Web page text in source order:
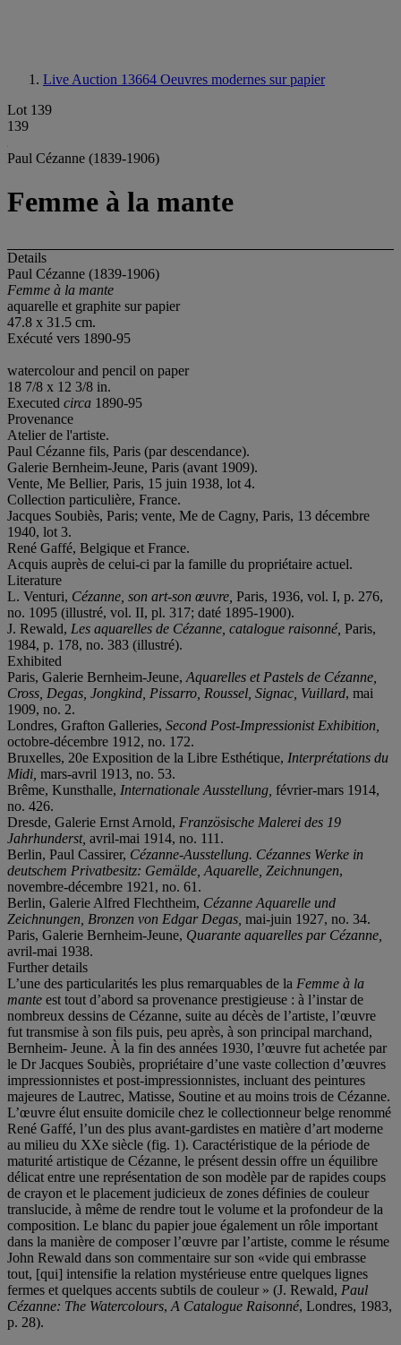
Live Auction 13664 Oeuvres modernes sur papier
Lot 139
139
Paul Cézanne (1839-1906)
Femme à la mante
Details
Paul Cézanne (1839-1906)
Femme à la mante
aquarelle et graphite sur papier
47.8 x 31.5 cm.
Exécuté vers 1890-95
watercolour and pencil on paper
18 7/8 x 12 3/8 in.
Executed circa 1890-95
Provenance
Atelier de l'artiste.
Paul Cézanne fils, Paris (par descendance).
Galerie Bernheim-Jeune, Paris (avant 1909).
Vente, Me Bellier, Paris, 15 juin 1938, lot 4.
Collection particulière, France.
Jacques Soubiès, Paris; vente, Me de Cagny, Paris, 13 décembre
1940, lot 3.
René Gaffé, Belgique et France.
Acquis auprès de celui-ci par la famille du propriétaire actuel.
Literature
L. Venturi, Cézanne, son art-son œuvre, Paris, 1936, vol. I, p. 276,
no. 1095 (illustré, vol. II, pl. 317; daté 1895-1900).
J. Rewald, Les aquarelles de Cézanne, catalogue raisonné, Paris,
1984, p. 178, no. 383 (illustré).
Exhibited
Paris, Galerie Bernheim-Jeune, Aquarelles et Pastels de Cézanne,
Cross, Degas, Jongkind, Pissarro, Roussel, Signac, Vuillard, mai
1909, no. 2.
Londres, Grafton Galleries, Second Post-Impressionist Exhibition,
octobre-décembre 1912, no. 172.
Bruxelles, 20e Exposition de la Libre Esthétique, Interprétations du
Midi, mars-avril 1913, no. 53.
Brême, Kunsthalle, Internationale Ausstellung, février-mars 1914,
no. 426.
Dresde, Galerie Ernst Arnold, Französische Malerei des 19
Jahrhunderst, avril-mai 1914, no. 111.
Berlin, Paul Cassirer, Cézanne-Ausstellung. Cézannes Werke in
deutschem Privatbesitz: Gemälde, Aquarelle, Zeichnungen,
novembre-décembre 1921, no. 61.
Berlin, Galerie Alfred Flechtheim, Cézanne Aquarelle und
Zeichnungen, Bronzen von Edgar Degas, mai-juin 1927, no. 34.
Paris, Galerie Bernheim-Jeune, Quarante aquarelles par Cézanne,
avril-mai 1938.
Further details
L’une des particularités les plus remarquables de la Femme à la
mante est tout d’abord sa provenance prestigieuse : à l’instar de
nombreux dessins de Cézanne, suite au décès de l’artiste, l’œuvre
fut transmise à son fils puis, peu après, à son principal marchand,
Bernheim- Jeune. À la fin des années 1930, l’œuvre fut achetée par
le Dr Jacques Soubiès, propriétaire d’une vaste collection d’œuvres
impressionnistes et post-impressionnistes, incluant des peintures
majeures de Lautrec, Matisse, Soutine et au moins trois de Cézanne.
L’œuvre élut ensuite domicile chez le collectionneur belge renommé
René Gaffé, l’un des plus avant-gardistes en matière d’art moderne
au milieu du XXe siècle (fig. 1). Caractéristique de la période de
maturité artistique de Cézanne, le présent dessin offre un équilibre
délicat entre une représentation de son modèle par de rapides coups
de crayon et le placement judicieux de zones définies de couleur
translucide, à même de rendre tout le volume et la profondeur de la
composition. Le blanc du papier joue également un rôle important
dans la manière de composer l’œuvre par l’artiste, comme le résume
John Rewald dans son commentaire sur son «vide qui embrasse
tout, [qui] intensifie la relation mystérieuse entre quelques lignes
fermes et quelques accents subtils de couleur » (J. Rewald, Paul
Cézanne: The Watercolours, A Catalogue Raisonné, Londres, 1983,
p. 28).